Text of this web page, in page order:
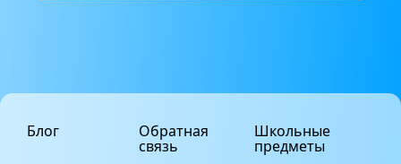
Блог Обратная
связь
Школьные
предметы